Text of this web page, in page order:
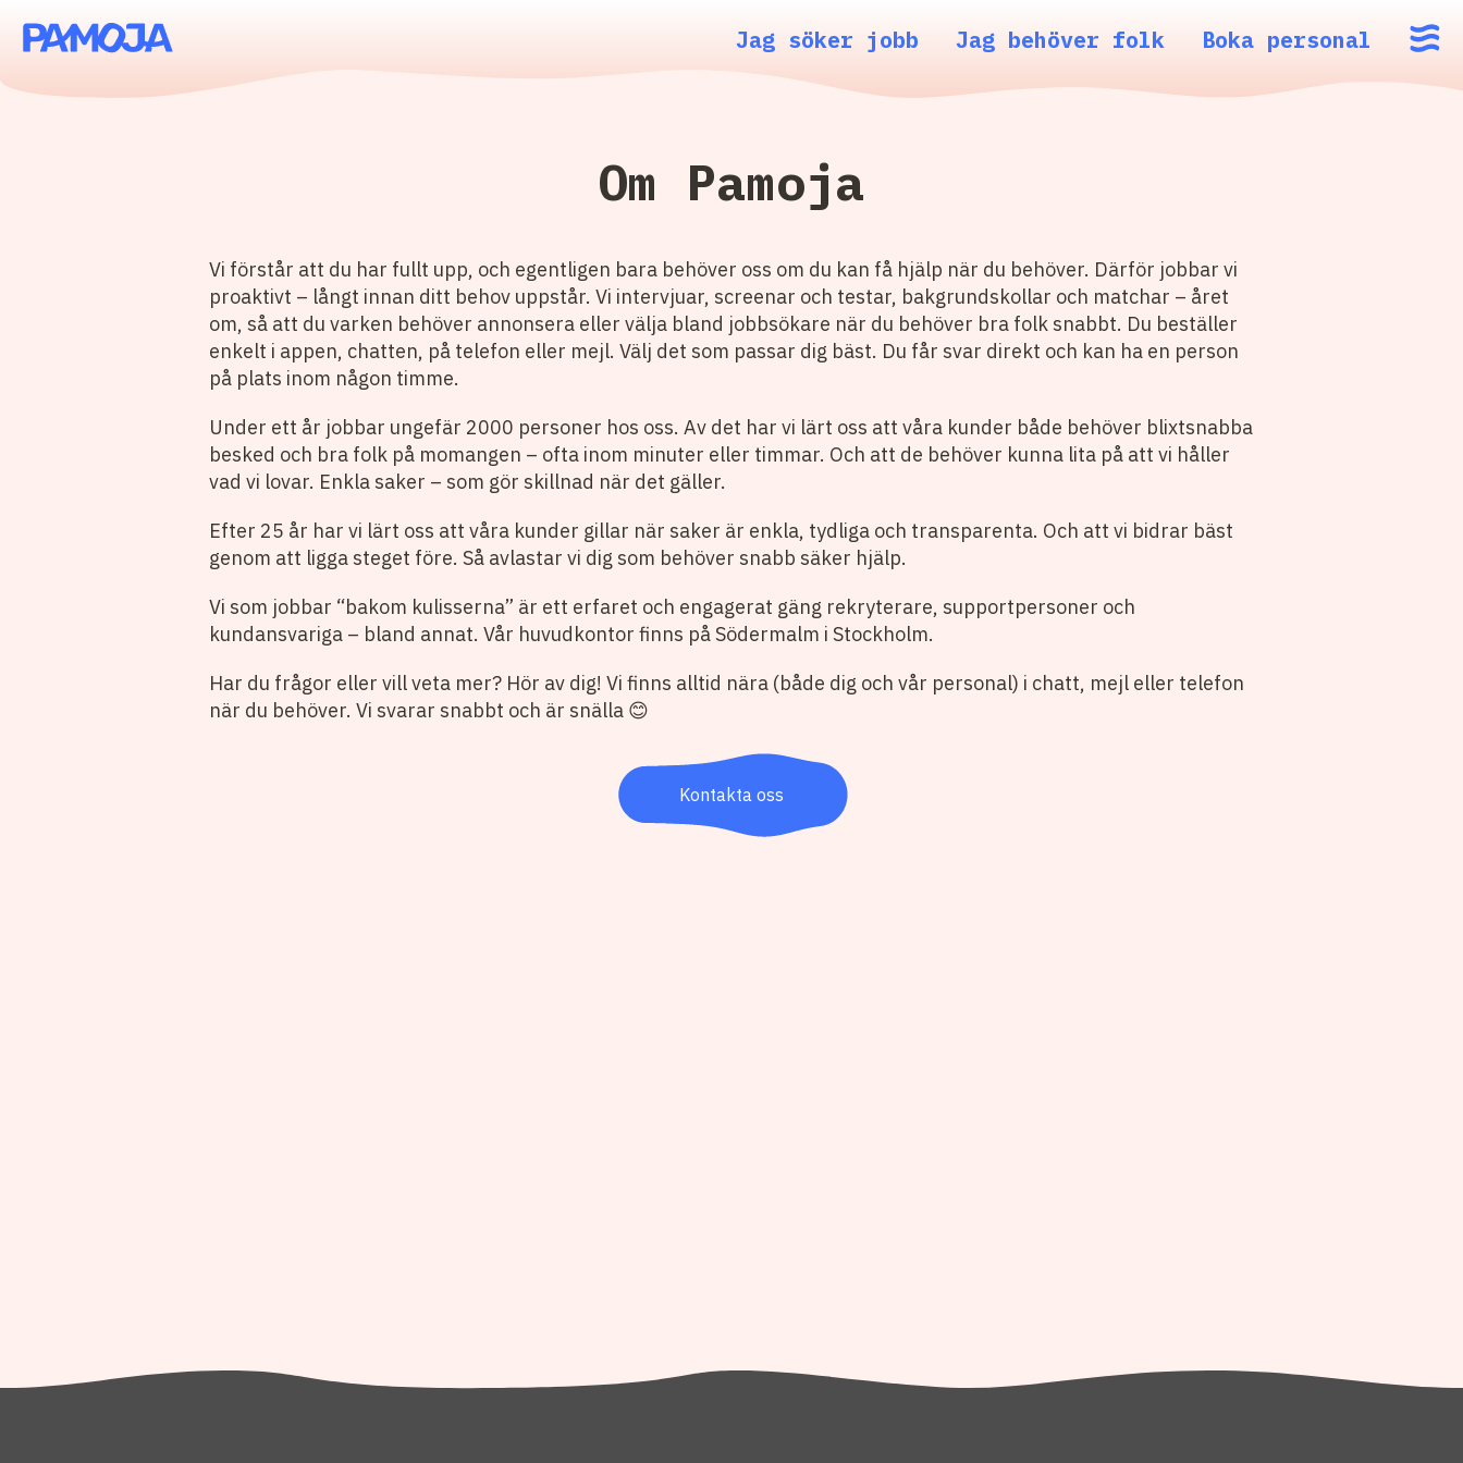
Jag söker jobb Jag behöver folk Boka personal
Om Pamoja
Vi förstår att du har fullt upp, och egentligen bara behöver oss om du kan få hjälp när du behöver. Därför jobbar vi
proaktivt – långt innan ditt behov uppstår. Vi intervjuar, screenar och testar, bakgrundskollar och matchar – året
om, så att du varken behöver annonsera eller välja bland jobbsökare när du behöver bra folk snabbt. Du beställer
enkelt i appen, chatten, på telefon eller mejl. Välj det som passar dig bäst. Du får svar direkt och kan ha en person
på plats inom någon timme.
Under ett år jobbar ungefär 2000 personer hos oss. Av det har vi lärt oss att våra kunder både behöver blixtsnabba
besked och bra folk på momangen – ofta inom minuter eller timmar. Och att de behöver kunna lita på att vi håller
vad vi lovar. Enkla saker – som gör skillnad när det gäller.
Efter 25 år har vi lärt oss att våra kunder gillar när saker är enkla, tydliga och transparenta. Och att vi bidrar bäst
genom att ligga steget före. Så avlastar vi dig som behöver snabb säker hjälp.
Vi som jobbar “bakom kulisserna” är ett erfaret och engagerat gäng rekryterare, supportpersoner och
kundansvariga – bland annat. Vår huvudkontor finns på Södermalm i Stockholm.
Har du frågor eller vill veta mer? Hör av dig! Vi finns alltid nära (både dig och vår personal) i chatt, mejl eller telefon
när du behöver. Vi svarar snabbt och är snälla 😊
Kontakta oss